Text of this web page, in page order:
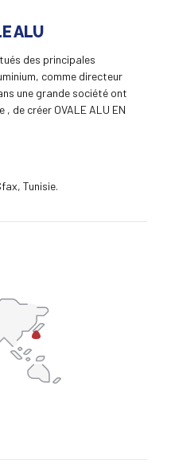
ALU
des principales
comme directeur
une grande société ont
, de créer OVALE ALU EN
Tunisie.